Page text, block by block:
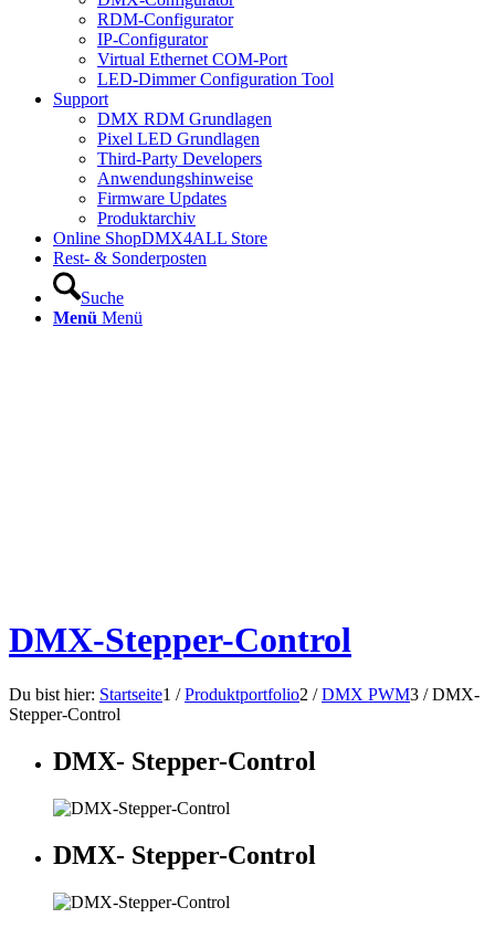
RDM-Configurator
IP-Configurator
Virtual Ethernet COM-Port
LED-Dimmer Configuration Tool
Support
DMX RDM Grundlagen
Pixel LED Grundlagen
Third-Party Developers
Anwendungshinweise
Firmware Updates
Produktarchiv
Online ShopDMX4ALL Store
Rest- & Sonderposten
Suche
Menü Menü
DMX-​Stepper-Control
Du bist hier: Startseite1 / Produktportfolio2 / DMX PWM3 / DMX-​
Stepper-Control
DMX- Stepper-Control
DMX- Stepper-Control